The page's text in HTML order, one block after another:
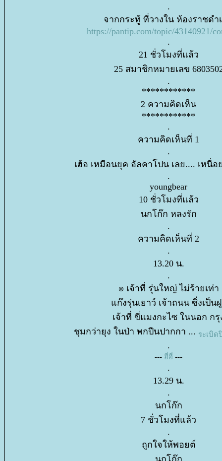
.
จากกระทู้ ที่วางใน ห้องราชดำ
https://pantip.com/topic/43140921/
.
21 ชั่วโมงที่แล้ว
25 สมาชิกหมายเลข
.
************
2 ความคิดเห็น
************
.
ความคิดเห็นที่ 1
.
เฮ้อ เหมือนยุค อัลคาโปน เลย.... เหนื่
.
youngbear
10 ชั่วโมงที่แล้ว
นกโก๊ก หลงรัก
.
ความคิดเห็นที่ 2
.
13.20 น.
.
๏ เจ้าที่ รุ่นใหญ่ ไม่ร้ายเท่า
ก๊งรุ่นเยาว์ เจ้าถนน ซิ่งเป็น
เจ้าที่ ขี่แมงกะไซ ในนอก กรุ
ชุมกว่ายุง ในป่า พกปืนปากกา ... ระเบิด
.
--- ฮี่ฮี่ ---
.
13.29 น.
.
นกโก๊ก
7 ชั่วโมงที่แล้ว
.
ถูกใจให้พอยต์
นกโก๊ก